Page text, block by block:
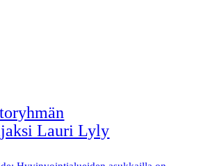
Lauri Lyly